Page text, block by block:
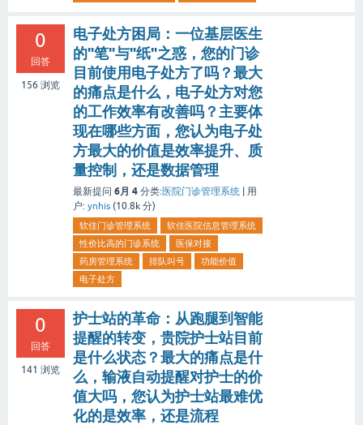
0
回答
156 浏览
电子处方困局：一位基层医生
的"笔"与"纸"之惑，您的门诊
目前使用电子处方了吗？最大
的痛点是什么，电子处方对您
的工作效率有改善吗？主要体
现在哪些方面，您认为电子处
方最大的价值是效率提升、质
量控制，还是数据管理
最新提问 6月 4 分类:医院门诊管理系统 | 用
户: ynhis (10.8k 分)
软佳门诊管理系统
软佳医院信息管理系统
性价比高的门诊系统
医保对接
药房管理系统
排队叫号
功能价值
电子处方
0
回答
141 浏览
护士站的革命：从跑腿到智能
提醒的转变，贵院护士站目前
是什么状态？最大的痛点是什
么，输液自动提醒对护士的价
值大吗，您认为护士站最难优
化的是效率，还是流程